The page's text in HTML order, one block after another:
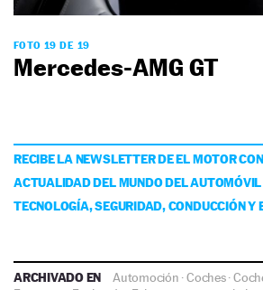
FOTO 19 DE 19
Mercedes-AMG GT
RECIBE LA NEWSLETTER DE EL MOTOR
ACTUALIDAD DEL MUNDO DEL
TECNOLOGÍA, SEGURIDAD, CONDUCCIÓN Y
ARCHIVADO EN Automoción ·Coches·